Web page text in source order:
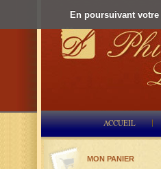
En poursuivant
ACCUEIL
MON PANIER